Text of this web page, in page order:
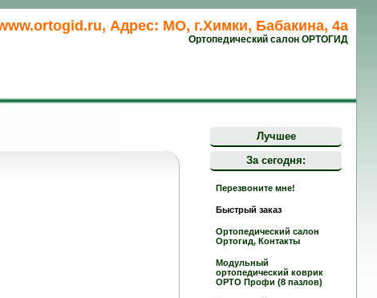
Адрес: МО, г.Химки, Бабакина, 4а
Ортопедический салон ОРТОГИД
Лучшее
За сегодня:
Перезвоните мне!
Быстрый заказ
Ортопедический салон
Ортогид, Контакты
Модульный
ортопедический коврик
ОРТО Профи (8 пазлов)